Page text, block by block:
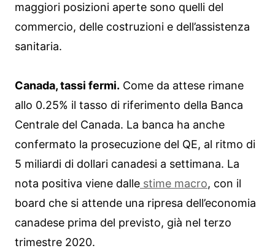
maggiori posizioni aperte sono quelli del
commercio, delle costruzioni e dell’assistenza
sanitaria.
Canada, tassi fermi. Come da attese rimane
allo 0.25% il tasso di riferimento della Banca
Centrale del Canada. La banca ha anche
confermato la prosecuzione del QE, al ritmo di
5 miliardi di dollari canadesi a settimana. La
nota positiva viene dalle stime macro, con il
board che si attende una ripresa dell’economia
canadese prima del previsto, già nel terzo
trimestre 2020.